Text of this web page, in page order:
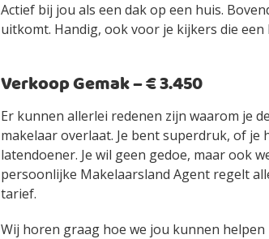
Actief bij jou als een dak op een huis.
uitkomt. Handig, ook voor je kijkers die
Verkoop Gemak – € 3.450
Er kunnen allerlei redenen zijn waarom je
makelaar overlaat. Je bent superdruk, of
latendoener. Je wil geen gedoe, maar ook
persoonlijke Makelaarsland Agent regelt
tarief.
Wij horen graag hoe we jou kunnen